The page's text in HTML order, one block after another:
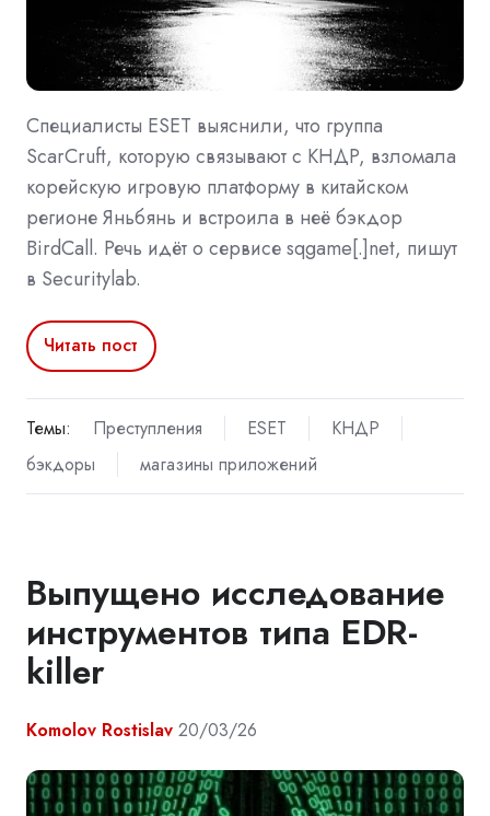
Специалисты ESET выяснили, что группа
ScarCruft, которую связывают с КНДР, взломала
корейскую игровую платформу в китайском
регионе Яньбянь и встроила в неё бэкдор
BirdCall. Речь идёт о сервисе sqgame[.]net, пишут
в Securitylab.
Читать пост
Темы: Преступления ESET
КНДР
бэкдоры
магазины приложений
Выпущено исследование
инструментов типа EDR-
killer
Komolov Rostislav 20/03/26